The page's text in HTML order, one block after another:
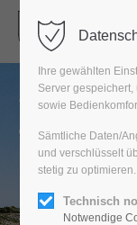
Login
Passwort
Tourismus
Urlaub in
Spaß, Erholung und
am Strand und im
Ihre gewählten
Server
sowie
Sämtliche Daten/
und verschlüsselt
stetig zu optimieren.
Technisch
Notwendige